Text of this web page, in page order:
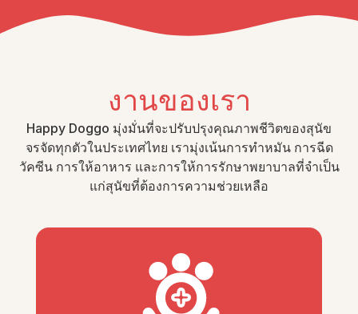
งานของเรา
Happy Doggo มุ่งมั่นที่จะปรับปรุงคุณภาพชีวิตของสุนัข
จรจัดทุกตัวในประเทศไทย เรามุ่งเน้นการทำหมัน การฉีด
วัคซีน การให้อาหาร และการให้การรักษาพยาบาลที่จำเป็น
แก่สุนัขที่ต้องการความช่วยเหลือ